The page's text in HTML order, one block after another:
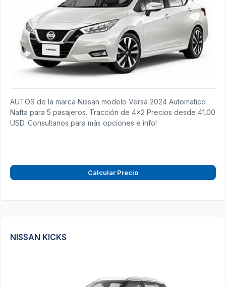
AUTOS de la marca Nissan modelo Versa 2024 Automatico
Nafta para 5 pasajeros. Tracción de 4x2 Precios desde 41.00
USD. Consultanos para más opciones e info!
Calcular Precio
NISSAN KICKS